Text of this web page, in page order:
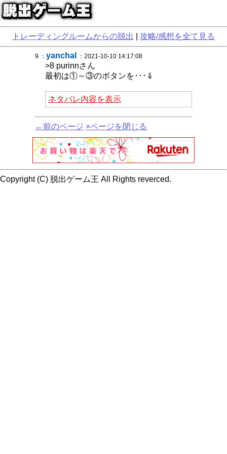
トレーディングルームからの脱出 攻略/感想を全て見る
9 ： yanchal ：2021-10-10 14:17:08
>8 purinnさん
最初は①～③のボタンを･･･⇓
ネタバレ内容を表示
←前のページ ×ページを閉じる
Copyright (C) 脱出ゲーム王 All Rights reverced.